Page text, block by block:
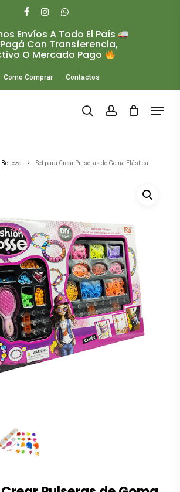
Envíos A Todo El País
Con Transferencia,
O Mercado Pago
Como Comprar Contactos
search account
Menu
Belleza Set para Crear Pulseras de Goma Elástica